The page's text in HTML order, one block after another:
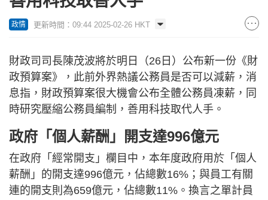
政情 更新時間：09:44 2025-02-26 HKT
財政司司長陳茂波將於明日（26日）公布新一份《財
政預算案》，此前外界熱議公務員是否可以減薪，消
息指，財政預算案很大機會公布全體公務員凍薪，同
時研究壓縮公務員編制，善用科技取代人手。
政府「個人薪酬」開支達996億元
在政府「經常開支」欄目中，本年度政府用於「個人
薪酬」的開支達996億元，佔總數16%；與員工有關
連的開支則為659億元，佔總數11%。換言之單計員